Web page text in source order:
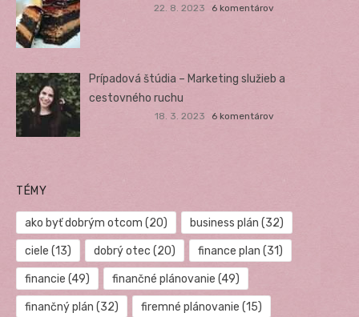
22. 8. 2023 6 komentárov
Prípadová štúdia – Marketing služieb a
cestovného ruchu
18. 3. 2023 6 komentárov
TÉMY
ako byť dobrým otcom (20) business plán (32)
ciele (13) dobrý otec (20) finance plan (31)
financie (49) finančné plánovanie (49)
finančný plán (32) firemné plánovanie (15)